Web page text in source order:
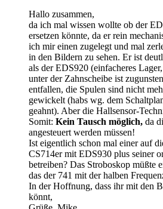
Hallo zusammen,
da ich mal wissen wollte ob der
ersetzen könnte, da er rein
ich mir einen zugelegt und mal
in den Bildern zu sehen. Er ist
als der EDS920 (einfacheres
unter der Zahnscheibe ist
entfallen, die Spulen sind nicht
gewickelt (habs wg. dem
geahnt). Aber die Hallsensor-
Somit: Kein Tausch möglich, da
angesteuert werden müssen!
Ist eigentlich schon mal einer auf
CS714er mit EDS930 plus seiner
betreiben? Das Stroboskop müßte
das der 741 mit der halben
In der Hoffnung, dass ihr mit den
könnt,